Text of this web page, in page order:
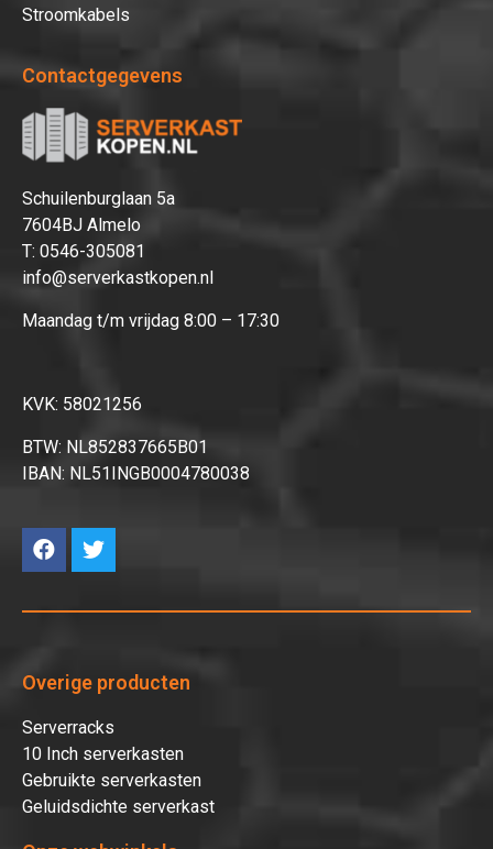
Stroomkabels
Contactgegevens
Schuilenburglaan 5a
7604BJ Almelo
T: 0546-305081
info@serverkastkopen.nl
Maandag t/m vrijdag 8:00 – 17:30
KVK: 58021256
BTW: NL852837665B01
IBAN: NL51INGB0004780038
Overige producten
Serverracks
10 Inch serverkasten
Gebruikte serverkasten
Geluidsdichte serverkast